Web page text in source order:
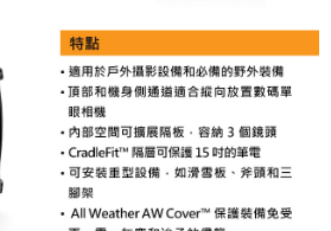
請瀏覽以下網址：
得法定代理人或監護人之同意方可使用
同意申辦者引起之損失，本公司不負相關責
時，將依據個別帳號之用戶狀況，依本公司即
若仍有額度不足之情形，本公司將視審查結果
使用他人資訊註冊。若發現惡意使用之情形，
停止該用戶之使用額度並採取法律行動。